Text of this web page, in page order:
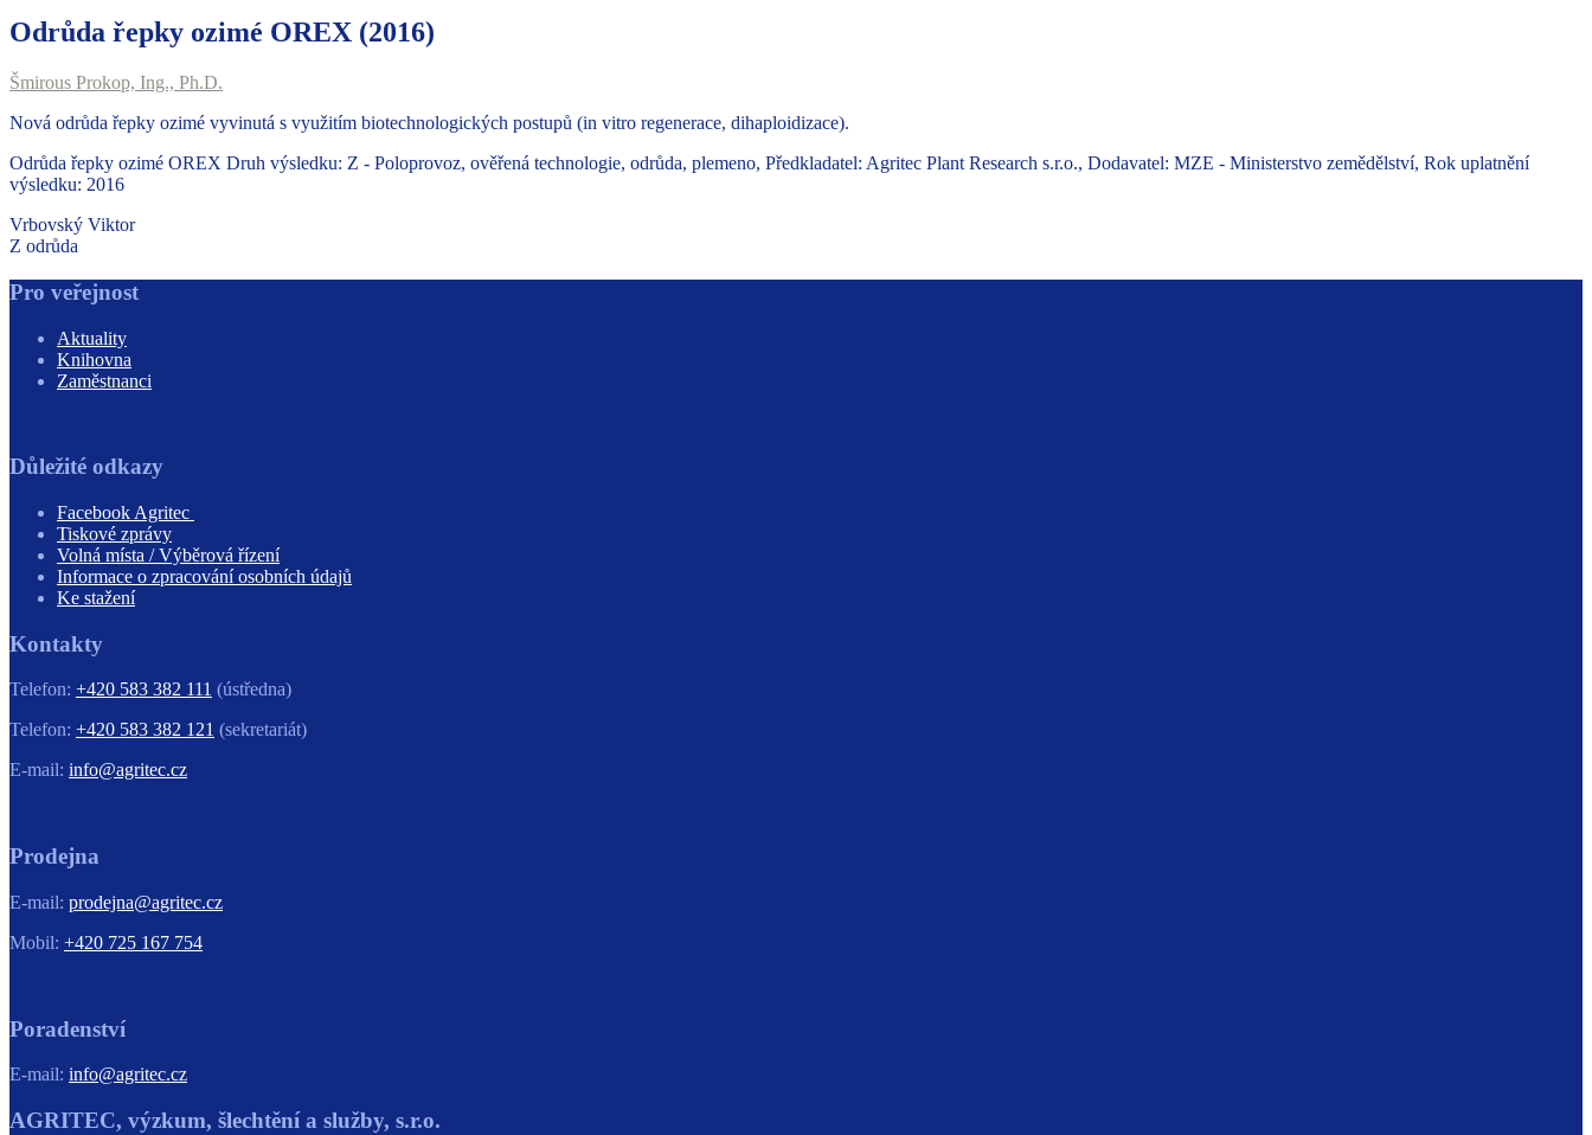
Odrůda řepky ozimé OREX (2016)
Šmirous Prokop, Ing., Ph.D.
Nová odrůda řepky ozimé vyvinutá s využitím biotechnologických postupů (in vitro regenerace, dihaploidizace).
Odrůda řepky ozimé OREX Druh výsledku: Z - Poloprovoz, ověřená technologie, odrůda, plemeno, Předkladatel: Agritec Plant Research s.r.o., Dodavatel: MZE - Ministerstvo zemědělství, Rok uplatnění
výsledku: 2016
Vrbovský Viktor
Z odrůda
Pro veřejnost
Aktuality
Knihovna
Zaměstnanci
Důležité odkazy
Facebook Agritec
Tiskové zprávy
Volná místa / Výběrová řízení
Informace o zpracování osobních údajů
Ke stažení
Kontakty
Telefon: +420 583 382 111 (ústředna)
Telefon: +420 583 382 121 (sekretariát)
E-mail: info@agritec.cz
Prodejna
E-mail: prodejna@agritec.cz
Mobil: +420 725 167 754
Poradenství
E-mail: info@agritec.cz
AGRITEC, výzkum, šlechtění a služby, s.r.o.